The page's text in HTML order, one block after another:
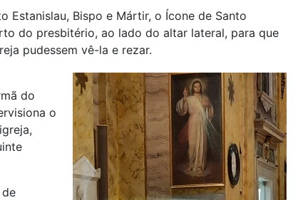
Estanislau, Bispo e Mártir, o Ícone de Santo
do presbitério, ao lado do altar lateral, para que
pudessem vê-la e rezar.
do
o
de